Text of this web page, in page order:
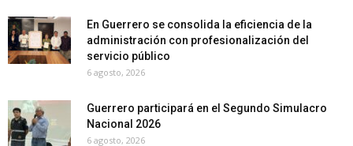
En Guerrero se consolida la eficiencia de la
administración con profesionalización del
servicio público
6 agosto, 2026
Guerrero participará en el Segundo Simulacro
Nacional 2026
6 agosto, 2026